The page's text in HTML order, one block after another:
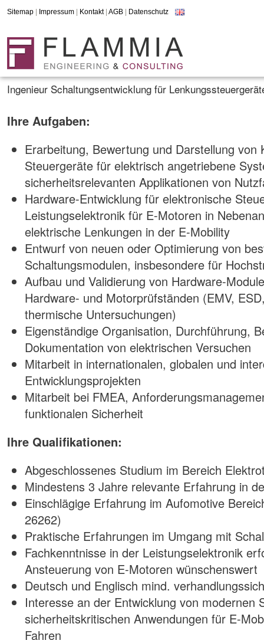
Sitemap Impressum Kontakt| AGB Datenschutz
Ingenieur Schaltungsentwicklung für
Ihre Aufgaben:
Erarbeitung, Bewertung und Darstellung von
Steuergeräte für elektrisch angetriebene
sicherheitsrelevanten Applikationen von
Hardware-Entwicklung für elektronische
Leistungselektronik für E-Motoren in
elektrische Lenkungen in der E-Mobility
Entwurf von neuen oder Optimierung von
Schaltungsmodulen, insbesondere für
Aufbau und Validierung von Hardware-
Hardware- und Motorprüfständen (EMV,
thermische Untersuchungen)
Eigenständige Organisation, Durchführung,
Dokumentation von elektrischen Versuchen
Mitarbeit in internationalen, globalen und
Entwicklungsprojekten
Mitarbeit bei FMEA,
funktionalen Sicherheit
Ihre Qualifikationen:
Abgeschlossenes Studium im Bereich
Mindestens 3 Jahre relevante Erfahrung in
Einschlägige Erfahrung im Aufomotive
26262)
Praktische Erfahrungen im Umgang mit
Fachkenntnisse in der Leistungselektronik
Ansteuerung von E-Motoren wünschenswert
Deutsch und Englisch mind.
Interesse an der Entwicklung von modernen
sicherheitskritischen Anwendungen für E-
Fahren